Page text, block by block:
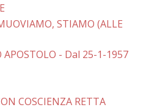
STIAMO (ALLE
APOSTOLO - Dal 25-1-1957
COSCIENZA RETTA